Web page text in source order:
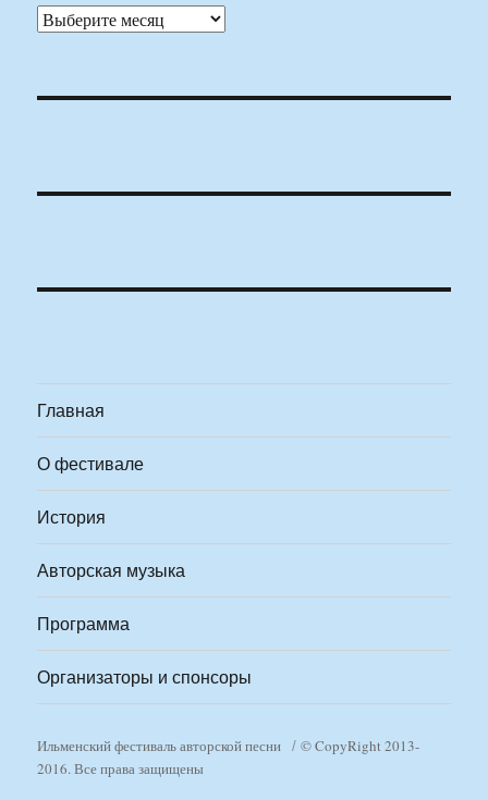
Архивы
Главная
О фестивале
История
Авторская музыка
Программа
Организаторы и спонсоры
Ильменский фестиваль авторской песни
© CopyRight 2013-
2016. Все права защищены